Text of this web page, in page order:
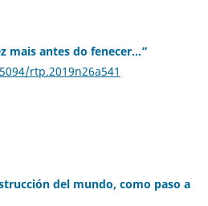
mais antes do fenecer...”
rtp.2019n26a541
del mundo, como paso a